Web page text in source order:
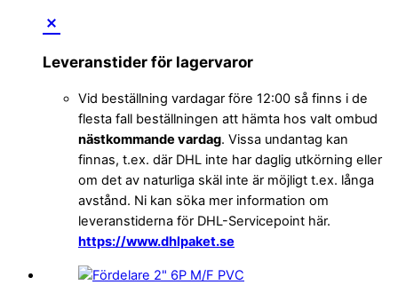
Leveranstider för lagervaror
Vid beställning vardagar före 12:00 så finns i de
flesta fall beställningen att hämta hos valt ombud
nästkommande vardag. Vissa undantag kan
finnas, t.ex. där DHL inte har daglig utkörning eller
om det av naturliga skäl inte är möjligt t.ex. långa
avstånd. Ni kan söka mer information om
leveranstiderna för DHL-Servicepoint här.
https://www.dhlpaket.se